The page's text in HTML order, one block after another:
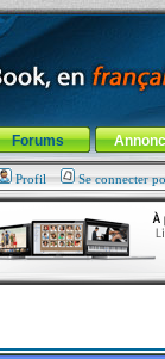
Forums
Profil Se connecter